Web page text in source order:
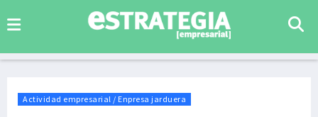
Actividad empresarial / Enpresa jarduera